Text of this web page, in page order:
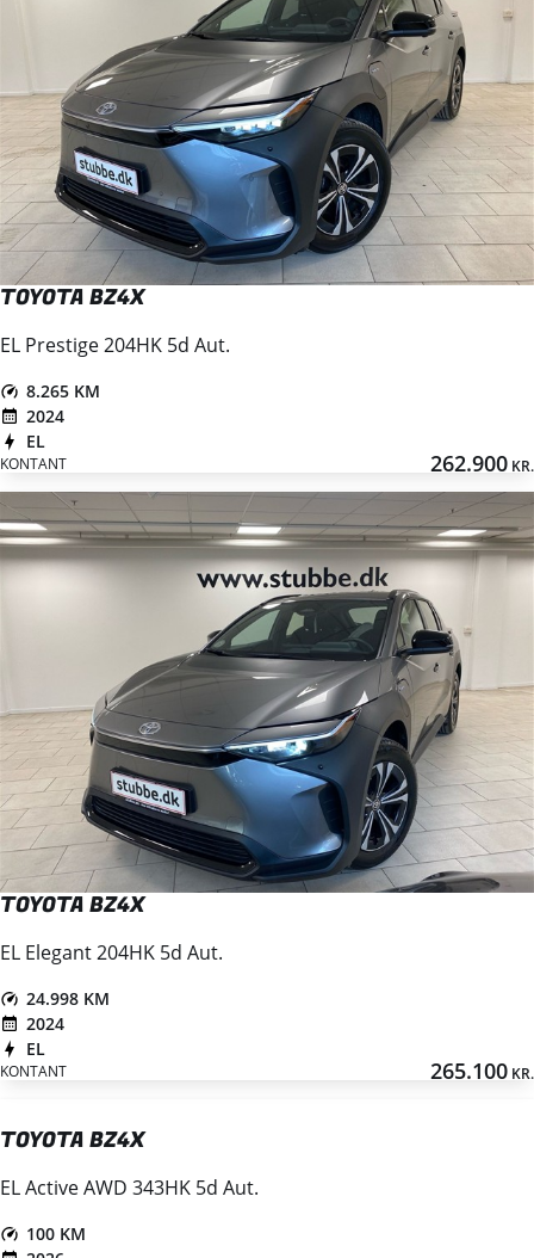
TOYOTA BZ4X
EL Prestige 204HK 5d Aut.
8.265 KM
2024
EL
KONTANT 262.900 KR.
TOYOTA BZ4X
EL Elegant 204HK 5d Aut.
24.998 KM
2024
EL
KONTANT 265.100 KR.
TOYOTA BZ4X
EL Active AWD 343HK 5d Aut.
100 KM